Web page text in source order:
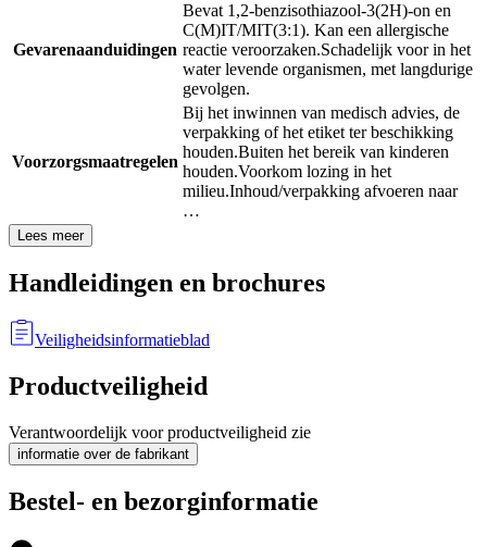
Gevarenaanduidingen
Bevat 1,2-benzisothiazool-3(2H)-on en
C(M)IT/MIT(3:1). Kan een allergische
reactie veroorzaken.Schadelijk voor in het
water levende organismen, met langdurige
gevolgen.
Voorzorgsmaatregelen
Bij het inwinnen van medisch advies, de
verpakking of het etiket ter beschikking
houden.Buiten het bereik van kinderen
houden.Voorkom lozing in het
milieu.Inhoud/verpakking afvoeren naar
…
Lees meer
Handleidingen en brochures
Veiligheidsinformatieblad
Productveiligheid
Verantwoordelijk voor productveiligheid zie
informatie over de fabrikant
Bestel- en bezorginformatie